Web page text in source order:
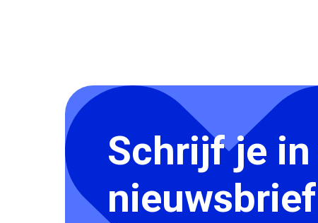
Schrijf je
nieuwsbrief